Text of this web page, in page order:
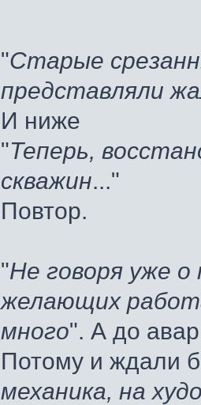
"Старые
представляли
И ниже
"Теперь,
скважин..."
Повтор.
"Не говоря уже
желающих
много". А до
Потому и ждали
механика, на